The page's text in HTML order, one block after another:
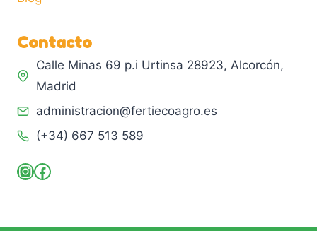
Contacto
Calle Minas 69 p.i Urtinsa 28923, Alcorcón,
Madrid
administracion@fertiecoagro.es
(+34) 667 513 589
Instagram
Facebook